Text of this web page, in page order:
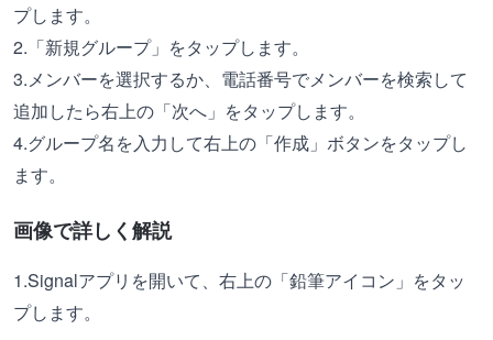
プします。
2.「新規グループ」をタップします。
3.メンバーを選択するか、電話番号でメンバーを検索して
追加したら右上の「次へ」をタップします。
4.グループ名を入力して右上の「作成」ボタンをタップし
ます。
画像で詳しく解説
1.Signalアプリを開いて、右上の「鉛筆アイコン」をタッ
プします。